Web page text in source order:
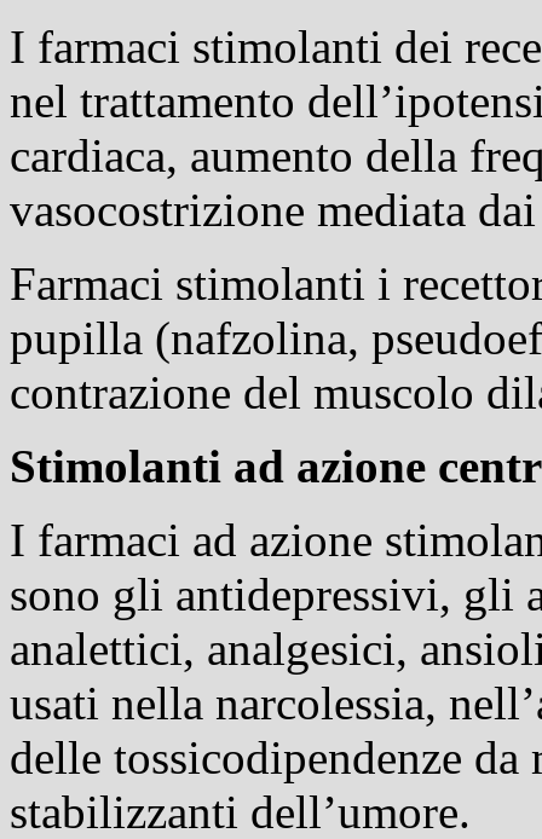
I farmaci stimolanti dei
nel trattamento
cardiaca, aumento della
vasocostrizione mediata
Farmaci stimolanti i
pupilla (nafzolina,
contrazione del muscolo
Stimolanti ad azione
I farmaci ad azione
sono gli antidepressivi, gli
analettici, analgesici,
usati nella narcolessia,
delle tossicodipendenze
stabilizzanti dell’umore.